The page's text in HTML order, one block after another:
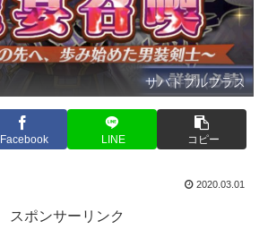
サバトプルフラス
Facebook LINE コピー
2020.03.01
スポンサーリンク